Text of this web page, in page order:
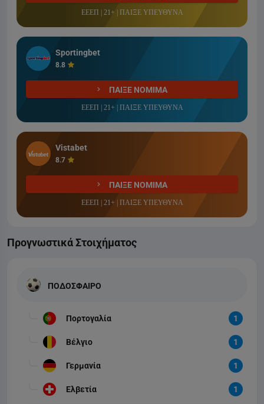
ΕΕΕΠ | 21+ | ΠΑΙΞΕ ΥΠΕΥΘΥΝΑ
Sportingbet
8.8
ΠΑΙΞΕ ΝΟΜΙΜΑ
ΕΕΕΠ | 21+ | ΠΑΙΞΕ ΥΠΕΥΘΥΝΑ
Vistabet
8.7
ΠΑΙΞΕ ΝΟΜΙΜΑ
ΕΕΕΠ | 21+ | ΠΑΙΞΕ ΥΠΕΥΘΥΝΑ
Προγνωστικά Στοιχήματος
ΠΟΔΟΣΦΑΙΡΟ
Πορτογαλία 1
Βέλγιο 1
Γερμανία 1
Ελβετία 1